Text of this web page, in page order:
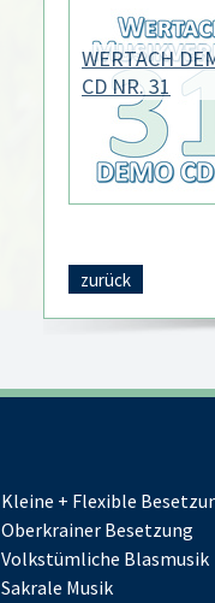
WERTACH
CD NR. 31
zurück
Kleine + Flexible
Oberkrainer Besetzung
Volkstümliche Blasmusik
Sakrale Musik